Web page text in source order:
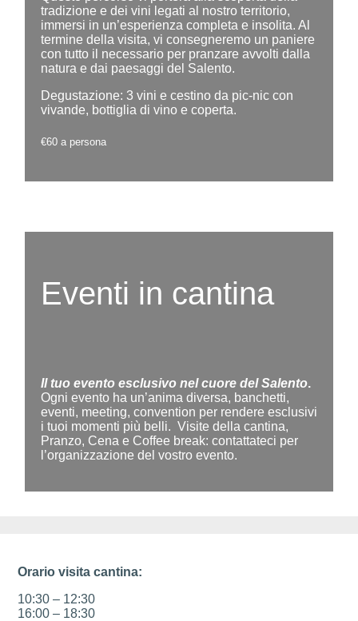
tradizione e dei vini legati al nostro territorio,
immersi in un’esperienza completa e insolita. Al
termine della visita, vi consegneremo un paniere
con tutto il necessario per pranzare avvolti dalla
natura e dai paesaggi del Salento.
Degustazione: 3 vini e cestino da pic-nic con
vivande, bottiglia di vino e coperta.
€60 a persona
Eventi in cantina
Il tuo evento esclusivo nel cuore del Salento.
Ogni evento ha un’anima diversa, banchetti,
eventi, meeting, convention per rendere esclusivi
i tuoi momenti più belli. Visite della cantina,
Pranzo, Cena e Coffee break: contattateci per
l’organizzazione del vostro evento.
Orario visita cantina:
10:30 – 12:30
16:00 – 18:30